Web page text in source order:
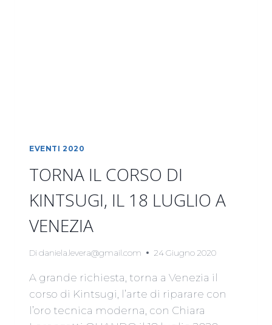
EVENTI 2020
TORNA IL CORSO DI
KINTSUGI, IL 18 LUGLIO A
VENEZIA
Di daniela.levera@gmail.com 24 Giugno 2020
A grande richiesta, torna a Venezia il
corso di Kintsugi, l’arte di riparare con
l’oro tecnica moderna, con Chiara